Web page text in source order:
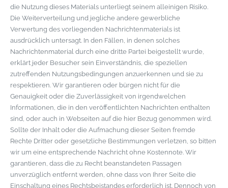
die Nutzung dieses Materials unterliegt seinem alleinigen Risiko.
Die Weiterverteilung und jegliche andere gewerbliche
Verwertung des vorliegenden Nachrichtenmaterials ist
ausdrücklich untersagt. In den Fällen, in denen solches
Nachrichtenmaterial durch eine dritte Partei beigestellt wurde,
erklärt jeder Besucher sein Einverständnis, die speziellen
zutreffenden Nutzungsbedingungen anzuerkennen und sie zu
respektieren. Wir garantieren oder bürgen nicht für die
Genauigkeit oder die Zuverlässigkeit von irgendwelchen
Informationen, die in den veröffentlichten Nachrichten enthalten
sind, oder auch in Webseiten auf die hier Bezug genommen wird.
Sollte der Inhalt oder die Aufmachung dieser Seiten fremde
Rechte Dritter oder gesetzliche Bestimmungen verletzen, so bitten
wir um eine entsprechende Nachricht ohne Kostennote. Wir
garantieren, dass die zu Recht beanstandeten Passagen
unverzüglich entfernt werden, ohne dass von Ihrer Seite die
Einschaltung eines Rechtsbeistandes erforderlich ist. Dennoch von